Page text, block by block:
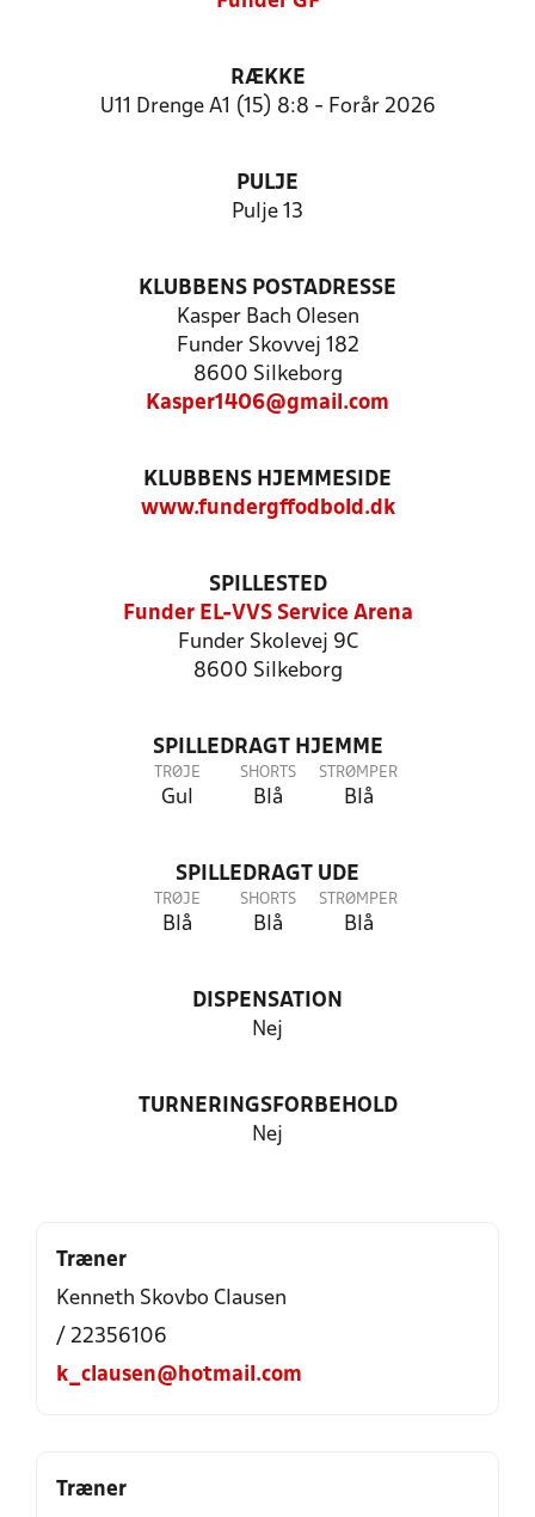
RÆKKE
U11 Drenge A1 (15) 8:8 - Forår 2026
PULJE
Pulje 13
KLUBBENS POSTADRESSE
Kasper Bach Olesen
Funder Skovvej 182
8600 Silkeborg
Kasper1406@gmail.com
KLUBBENS HJEMMESIDE
www.fundergffodbold.dk
SPILLESTED
Funder EL-VVS Service Arena
Funder Skolevej 9C
8600 Silkeborg
SPILLEDRAGT HJEMME
TRØJE
Gul
SHORTS
Blå
STRØMPER
Blå
SPILLEDRAGT UDE
TRØJE
Blå
SHORTS
Blå
STRØMPER
Blå
DISPENSATION
Nej
TURNERINGSFORBEHOLD
Nej
Træner
Kenneth Skovbo Clausen
/ 22356106
k_clausen@hotmail.com
Træner